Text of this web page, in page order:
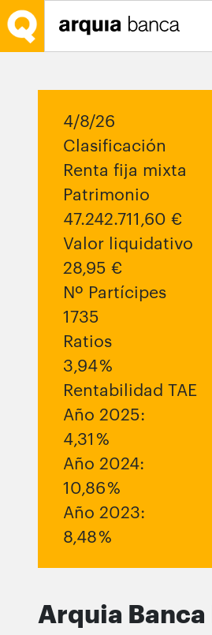
Saltar al contenido principal
4/8/26
Clasificación
Renta fija mixta
Patrimonio
47.242.711,60 €
Valor liquidativo
28,95 €
Nº Partícipes
1735
Ratios
3,94 %
Rentabilidad TAE
Año 2025:
4,31 %
Año 2024:
10,86 %
Año 2023:
8,48 %
Arquia Banca